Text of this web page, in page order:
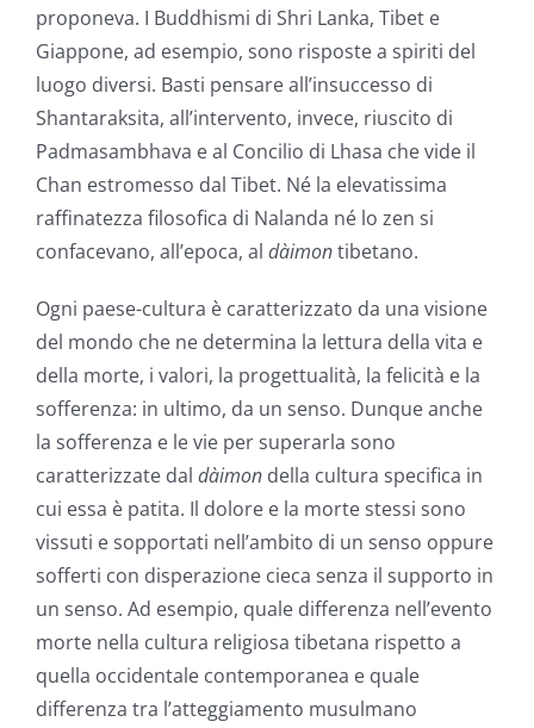
proponeva. I Buddhismi di Shri Lanka, Tibet e
Giappone, ad esempio, sono risposte a spiriti del
luogo diversi. Basti pensare all’insuccesso di
Shantaraksita, all’intervento, invece, riuscito di
Padmasambhava e al Concilio di Lhasa che vide il
Chan estromesso dal Tibet. Né la elevatissima
raffinatezza filosofica di Nalanda né lo zen si
confacevano, all’epoca, al dàimontibetano.
Ogni paese-cultura è caratterizzato da una visione
del mondo che ne determina la lettura della vita e
della morte, i valori, la progettualità, la felicità e la
sofferenza: in ultimo, da un senso. Dunque anche
la sofferenza e le vie per superarla sono
caratterizzate dal dàimon della cultura specifica in
cui essa è patita. Il dolore e la morte stessi sono
vissuti e sopportati nell’ambito di un senso oppure
sofferti con disperazione cieca senza il supporto in
un senso. Ad esempio, quale differenza nell’evento
morte nella cultura religiosa tibetana rispetto a
quella occidentale contemporanea e quale
differenza tra l’atteggiamento musulmano